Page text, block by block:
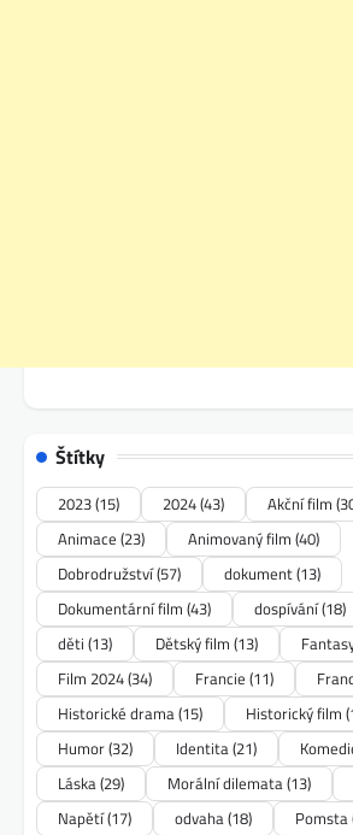
Štítky
2023(15) 2024(43) Akční film
Animace (23) Animovaný film (40)
Dobrodružství(57) dokument(13)
Dokumentární film (43) dospívání(18)
děti (13) Dětský film (13)
Film 2024(34) Francie (11)
Historické drama(15) Historický film
Humor(32) Identita(21)
Láska(29) Morální dilemata(13)
Napětí(17) odvaha(18) Pomsta